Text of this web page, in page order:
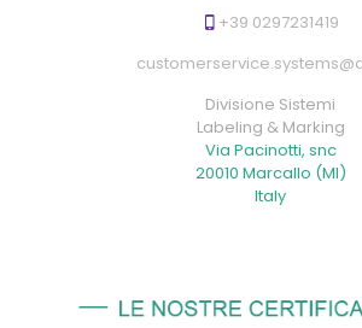
+39 0297231419
Divisione Sistemi
Labeling & Marking
Via Pacinotti, snc
20010 Marcallo (MI)
Italy